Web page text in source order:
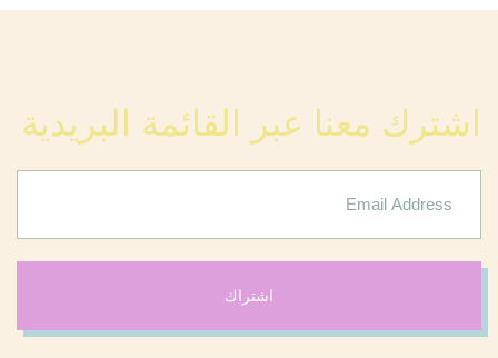
اشترك معنا عبر القائمة البريدية
اشتراك